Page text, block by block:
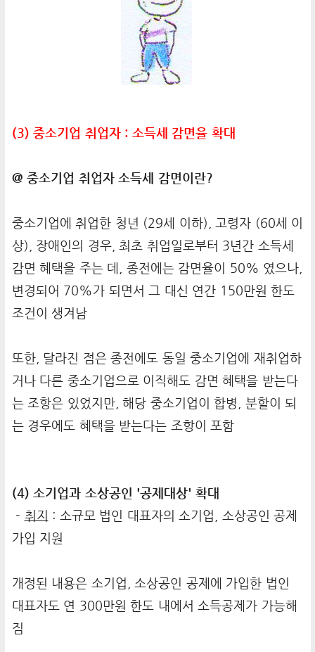
(3) 중소기업 취업자 : 소득세 감면율 확대
@ 중소기업 취업자 소득세 감면이란?
중소기업에 취업한 청년 (29세 이하), 고령자 (60세 이
상), 장애인의 경우, 최초 취업일로부터 3년간 소득세
감면 혜택을 주는 데, 종전에는 감면율이 50% 였으나,
변경되어 70%가 되면서 그 대신 연간 150만원 한도
조건이 생겨남
또한, 달라진 점은 종전에도 동일 중소기업에 재취업하
거나 다른 중소기업으로 이직해도 감면 혜택을 받는다
는 조항은 있었지만, 해당 중소기업이 합병, 분할이 되
는 경우에도 혜택을 받는다는 조항이 포함
(4) 소기업과 소상공인 '공제대상' 확대
- 취지
: 소규모 법인 대표자의 소기업, 소상공인 공제
가입 지원
개정된 내용은 소기업, 소상공인 공제에 가입한 법인
대표자도 연 300만원 한도 내에서 소득공제가 가능해
짐